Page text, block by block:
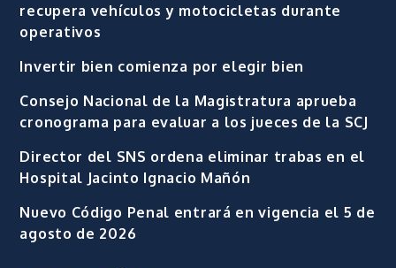
recupera vehículos y motocicletas durante
operativos
Invertir bien comienza por elegir bien
Consejo Nacional de la Magistratura aprueba
cronograma para evaluar a los jueces de la SCJ
Director del SNS ordena eliminar trabas en el
Hospital Jacinto Ignacio Mañón
Nuevo Código Penal entrará en vigencia el 5 de
agosto de 2026